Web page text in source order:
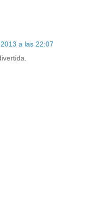
a las 22:07